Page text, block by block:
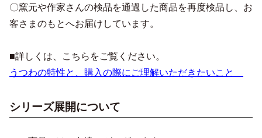
〇窯元や作家さんの検品を通過した商品を再度検品し、お
客さまのもとへお届けしています。
■詳しくは、こちらをご覧ください。
うつわの特性と、購入の際にご理解いただきたいこと
シリーズ展開について